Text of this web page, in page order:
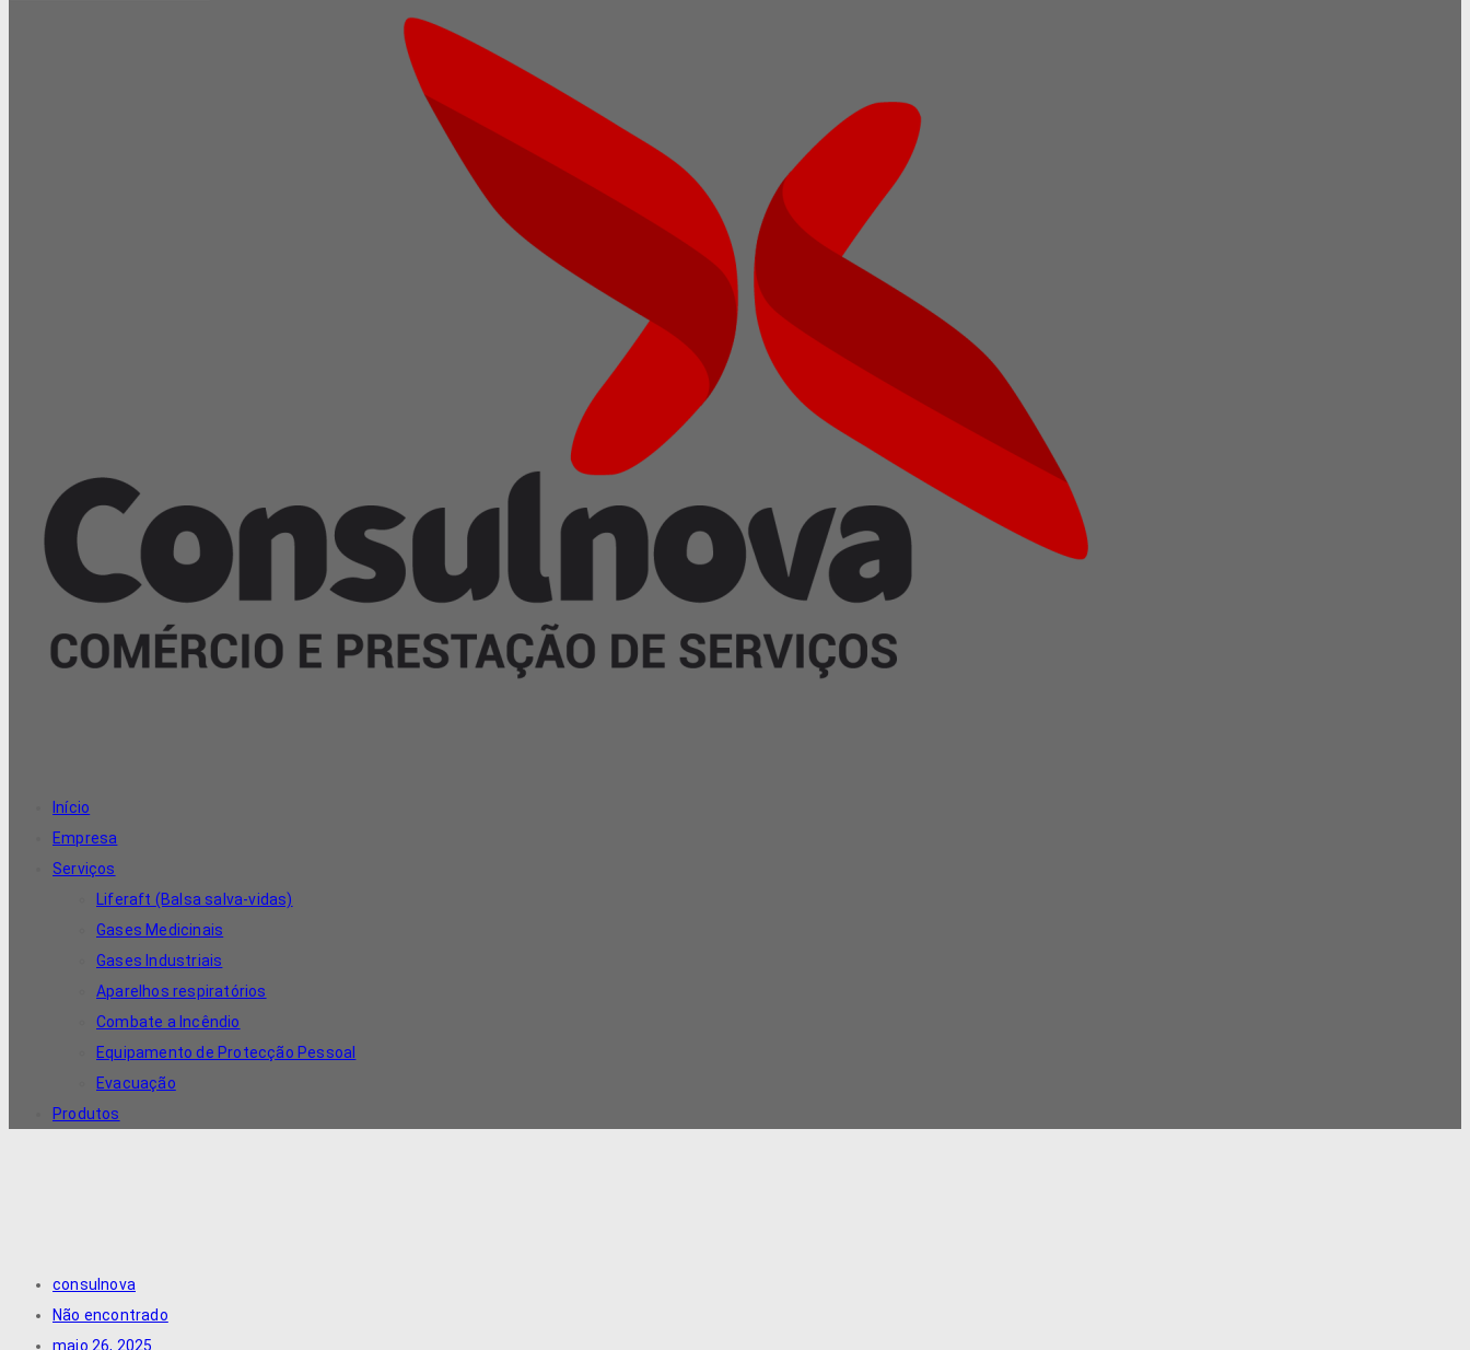
Início
Empresa
Serviços
Liferaft (Balsa salva-vidas)
Gases Medicinais
Gases Industriais
Aparelhos respiratórios
Combate a Incêndio
Equipamento de Protecção Pessoal
Evacuação
Produtos
consulnova
Não encontrado
maio 26, 2025